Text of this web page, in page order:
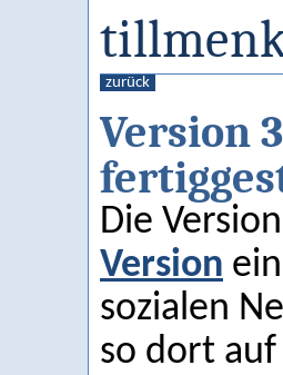
zurück
Version
Die
Version
sozialen
so dort